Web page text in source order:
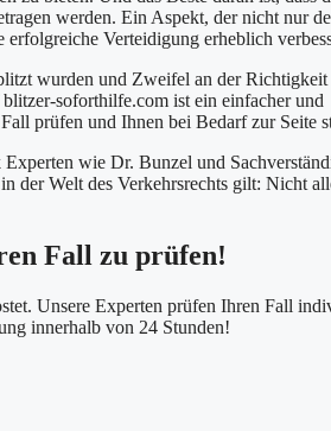
werden. Ein Aspekt, der nicht nur
Verteidigung erheblich
wurden und Zweifel an der Richtigkeit
soforthilfe.com ist ein einfacher und
prüfen und Ihnen bei Bedarf zur Seite
wie Dr. Bunzel und
der Welt des Verkehrsrechts gilt: Nicht
Fall zu prüfen!
Unsere Experten prüfen Ihren Fall
innerhalb von 24 Stunden!